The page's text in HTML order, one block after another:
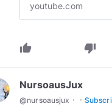
youtube.com
thumb_up thumb_down
NursoausJux
@nursoausjux · ·